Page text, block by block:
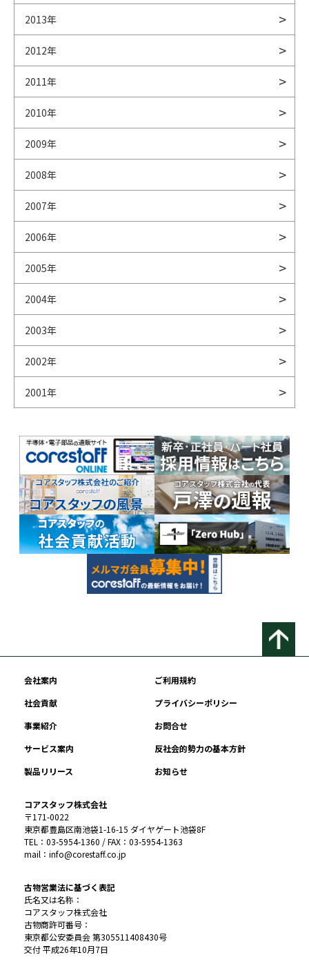
2013年
2012年
2011年
2010年
2009年
2008年
2007年
2006年
2005年
2004年
2003年
2002年
2001年
会社案内
ご利用規約
社会貢献
プライバシーポリシー
事業紹介
お問合せ
サービス案内
反社会的勢力の基本方針
製品リリース
お知らせ
コアスタッフ株式会社
〒171-0022
東京都豊島区南池袋1-16-15 ダイヤゲート池袋8F
TEL：03-5954-1360 / FAX：03-5954-1363
mail：info@corestaff.co.jp
古物営業法に基づく表記
氏名又は名称：
コアスタッフ株式会社
古物商許可番号：
東京都公安委員会 第305511408430号
交付 平成26年10月7日